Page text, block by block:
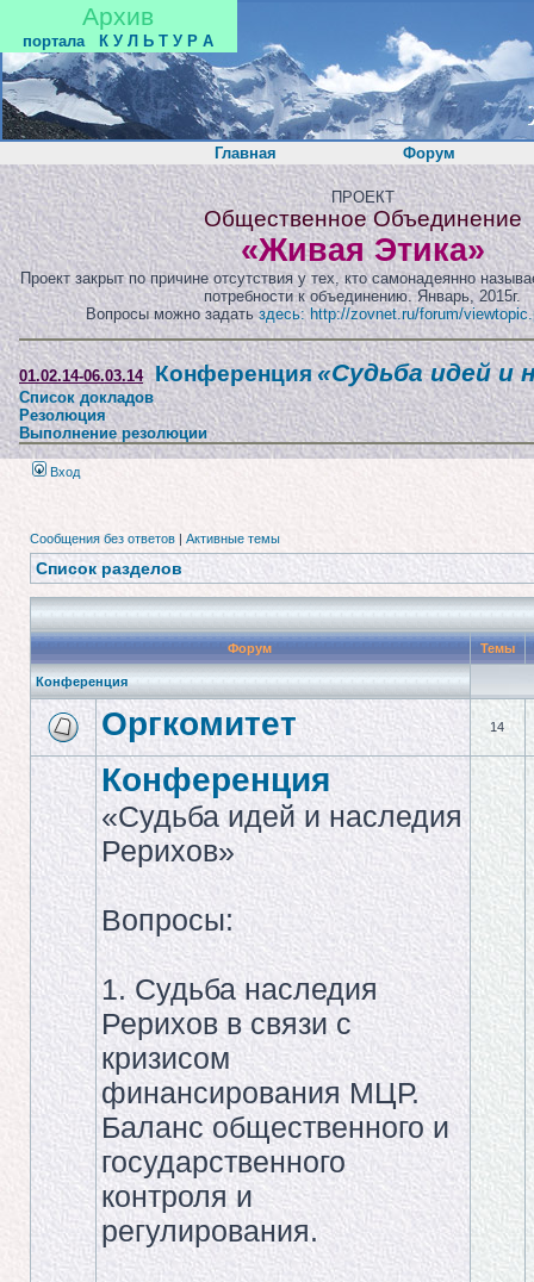
Архив
портала К У Л Ь Т У Р А
Главная Форум
ПРОЕКТ
Общественное Объединение
«Живая Этика»
Проект закрыт по причине отсутствия у тех, кто самонадеянно
потребности к объединению. Январь, 2015г.
Вопросы можно задатьздесь: http://zovnet.ru/forum/
01.02.14-06.03.14 Конференция«Судьба идей и
Список докладов
Резолюция
Выполнение резолюции
Вход
Сообщения без ответов | Активные темы
Список разделов
Форум Темы
Конференция
Оргкомитет 14
Конференция
«Судьба идей и наследия
Рерихов»
Вопросы:
1. Судьба наследия
Рерихов в связи с
кризисом
финансирования МЦР.
Баланс общественного и
государственного
контроля и
регулирования.